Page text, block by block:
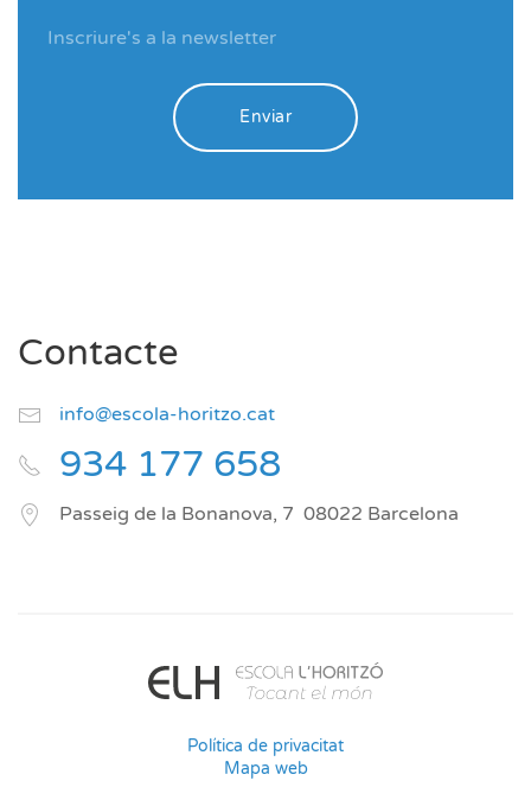
Enviar
Contacte
info@escola-horitzo.cat
934 177 658
Passeig de la Bonanova, 7 08022 Barcelona
Política de privacitat
Mapa web